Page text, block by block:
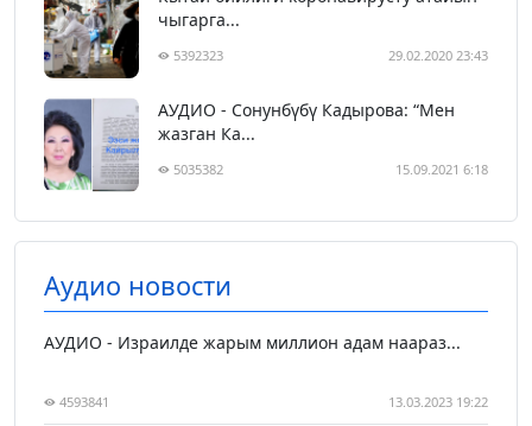
чыгарга...
5392323 29.02.2020 23:43
АУДИО - Сонунбүбү Кадырова: “Мен
жазган Ка...
5035382 15.09.2021 6:18
Аудио новости
АУДИО - Израилде жарым миллион адам наараз...
4593841 13.03.2023 19:22